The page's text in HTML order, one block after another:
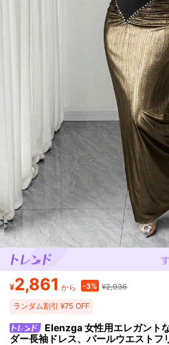
¥2,861 から -3% ¥2,936
ランダム割引 ¥75 OFF
Elenzga 女性用エレガント
ダー長袖ドレス、パールウエストフ